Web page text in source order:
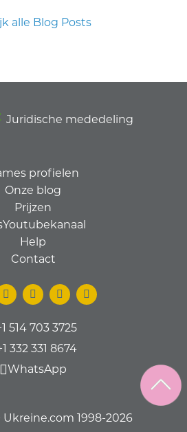
alle Blog Posts
Juridische mededeling
profielen
Onze blog
Prijzen
Help
Contact
514 703 3725
332 331 8674
WhatsApp
1998-2026